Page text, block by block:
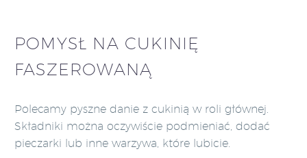
POMYSŁ NA CUKINIĘ
FASZEROWANĄ
Polecamy pyszne danie z cukinią w roli głównej.
Składniki można oczywiście podmieniać, dodać
pieczarki lub inne warzywa, które lubicie.